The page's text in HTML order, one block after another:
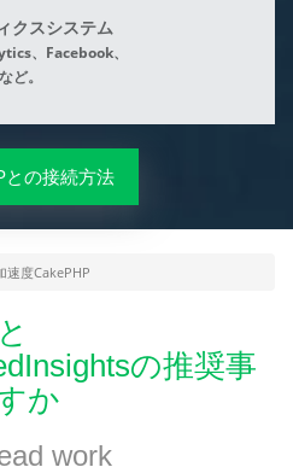
クスシステム
、Facebook、
など。
との接続方法
速度CakePHP
の推奨事
か
work